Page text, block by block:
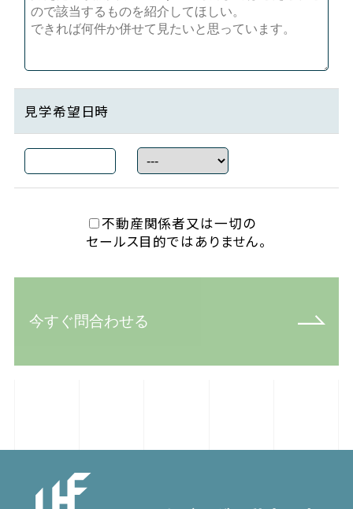
見学希望日時
不動産関係者又は一切の
セールス目的ではありません。
今すぐ問合わせる